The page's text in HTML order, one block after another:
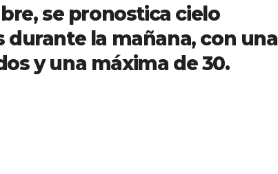
se pronostica cielo
la mañana, con una
y una máxima de 30.